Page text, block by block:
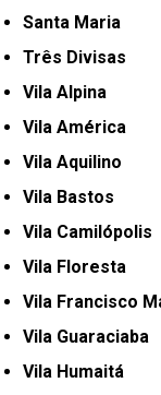
Santa Maria
Três Divisas
Vila Alpina
Vila América
Vila Aquilino
Vila Bastos
Vila Camilópolis
Vila Floresta
Vila Francisco
Vila Guaraciaba
Vila Humaitá